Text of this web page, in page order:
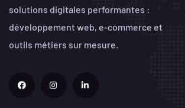
solutions digitales performantes :
développement web, e-commerce et
outils métiers sur mesure.